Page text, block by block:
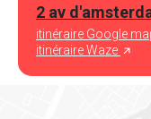
2 av
itinéraire Google
itinéraire Waze